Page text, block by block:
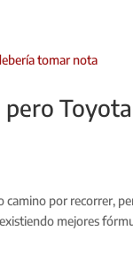
pero Toyota
camino por recorrer,
mejores